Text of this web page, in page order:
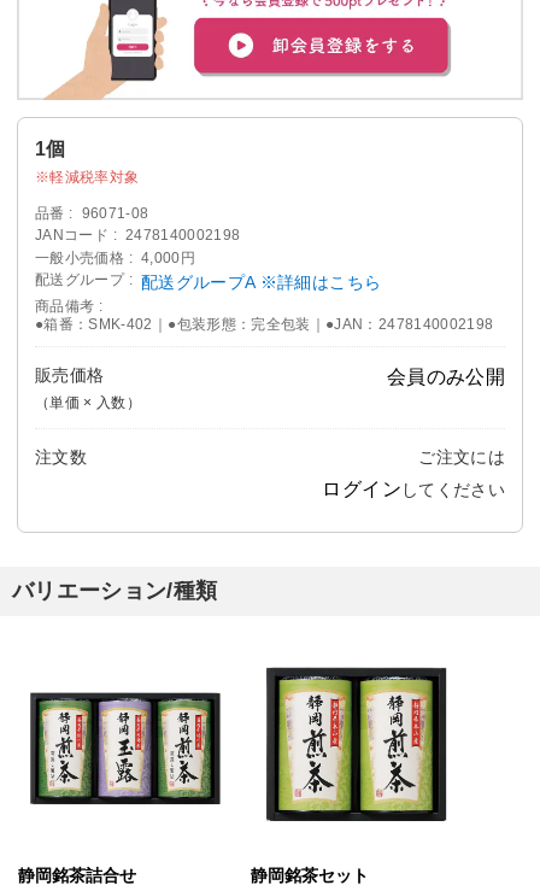
1個
軽減税率対象
品番
96071-08
JANコード
2478140002198
一般小売価格
4,000円
配送グループ
配送グループA ※詳細はこちら
商品備考
●箱番：SMK-402｜●包装形態：完全包装｜●JAN：2478140002198
販売価格
（単価 × 入数）
会員のみ公開
注文数 ご注文には
ログイン してください
バリエーション/種類
静岡銘茶詰合せ 静岡銘茶セット